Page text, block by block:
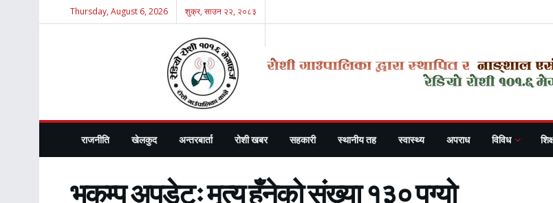
Thursday, August 6, 2026 शुक्र, साउन २२, २०८३
राजनीति खेलकुद अन्तरबार्ता रोशी खबर सहकारी स्थानीय तह स्वास्थ्य अपराध विविध
भूकम्प अपडेटः मृत्यु हुँनेको संख्या १३० पुग्यो